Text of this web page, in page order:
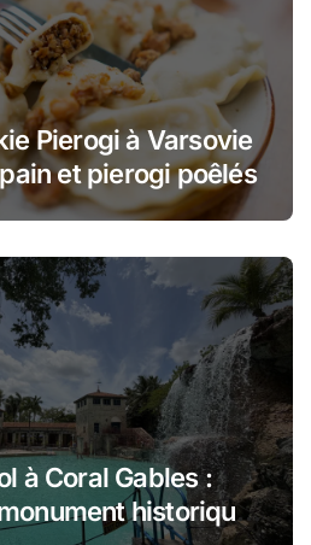
Pierogi à Varsovie
et pierogi poêlés
à Coral Gables :
historique